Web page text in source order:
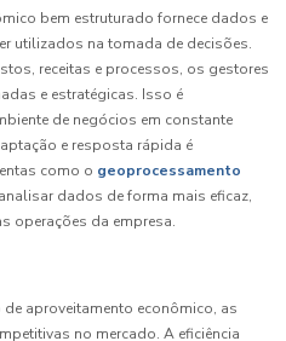
bem estruturado fornece dados e
utilizados na tomada de decisões.
receitas e processos, os gestores
e estratégicas. Isso é
de negócios em constante
e resposta rápida é
como o geoprocessamento
dados de forma mais eficaz,
operações da empresa.
aproveitamento econômico, as
no mercado. A eficiência